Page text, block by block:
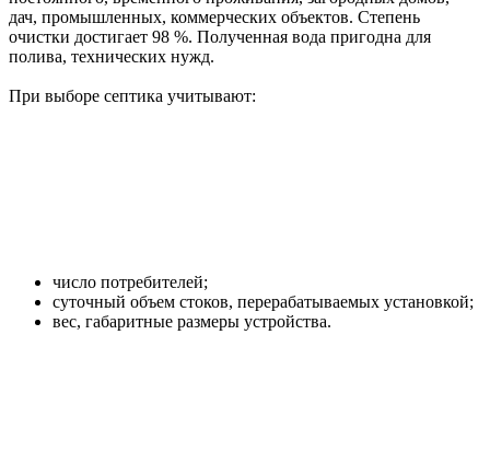
дач, промышленных, коммерческих объектов. Степень
очистки достигает 98 %. Полученная вода пригодна для
полива, технических нужд.
При выборе септика учитывают:
число потребителей;
суточный объем стоков, перерабатываемых установкой;
вес, габаритные размеры устройства.